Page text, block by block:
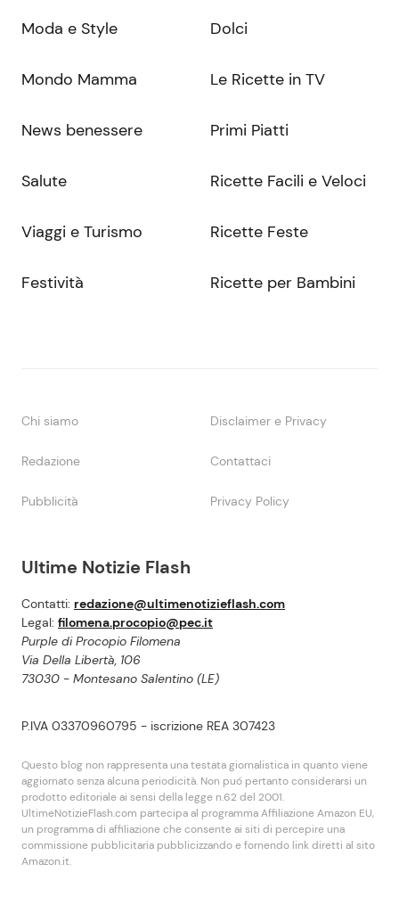
Ultime Notizie Flash
Contatti: redazione@ultimenotizieflash.com
Legal: filomena.procopio@pec.it
Purple di Procopio Filomena
Via Della Libertà, 106
73030 - Montesano Salentino (LE)
P.IVA 03370960795 - iscrizione REA 307423
Questo blog non rappresenta una testata giornalistica in quanto viene
aggiornato senza alcuna periodicità. Non puó pertanto considerarsi un
prodotto editoriale ai sensi della legge n.62 del 2001.
UltimeNotizieFlash.com partecipa al programma Affiliazione Amazon EU,
un programma di affiliazione che consente ai siti di percepire una
commissione pubblicitaria pubblicizzando e fornendo link diretti al sito
Amazon.it.
Moda e Style
Mondo Mamma
News benessere
Salute
Viaggi e Turismo
Festività
Dolci
Le Ricette in TV
Primi Piatti
Ricette Facili e Veloci
Ricette Feste
Ricette per Bambini
Chi siamo Disclaimer e Privacy
Redazione Contattaci
Pubblicità Privacy Policy